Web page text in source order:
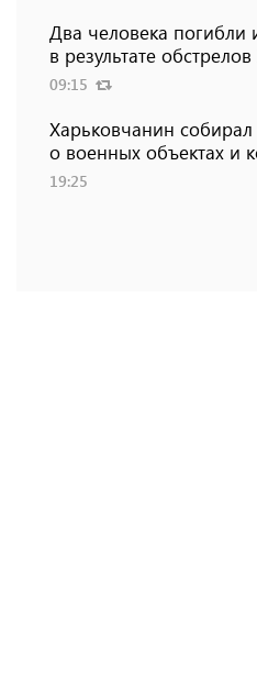
Два человека погибли
в результате
09:15
Харьковчанин
о военных объектах и
19:25